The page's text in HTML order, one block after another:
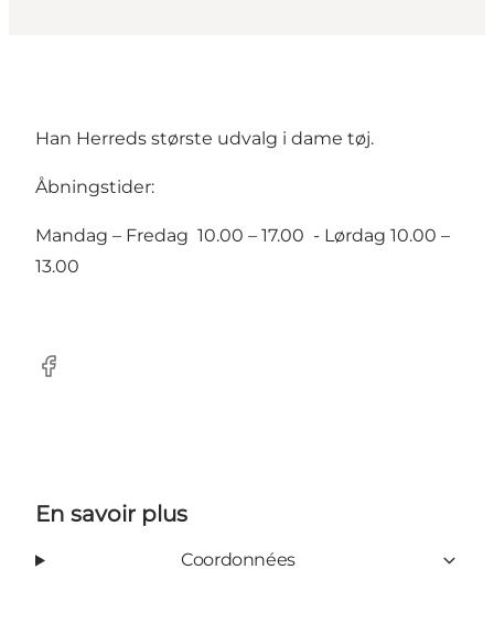
Han Herreds største udvalg i dame tøj.
Åbningstider:
Mandag – Fredag 10.00 – 17.00 - Lørdag 10.00 –
13.00
Facebook
En savoir plus
Coordonnées